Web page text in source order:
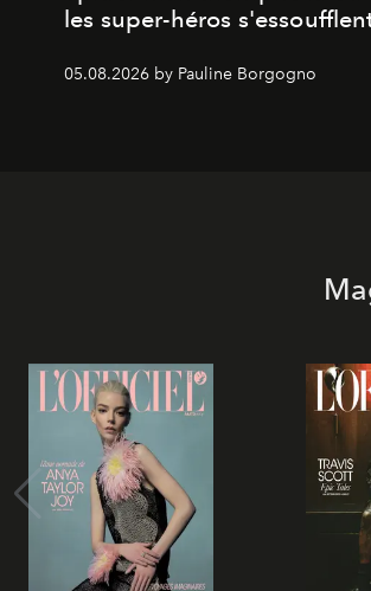
les super-héros
05.08.2026 by Pauline Borgogno